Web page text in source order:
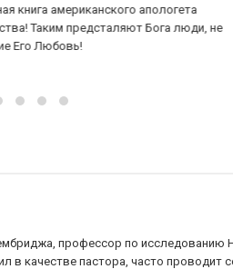
апологета
Бога люди, не
профессор по исследованию
качестве пастора, часто проводит